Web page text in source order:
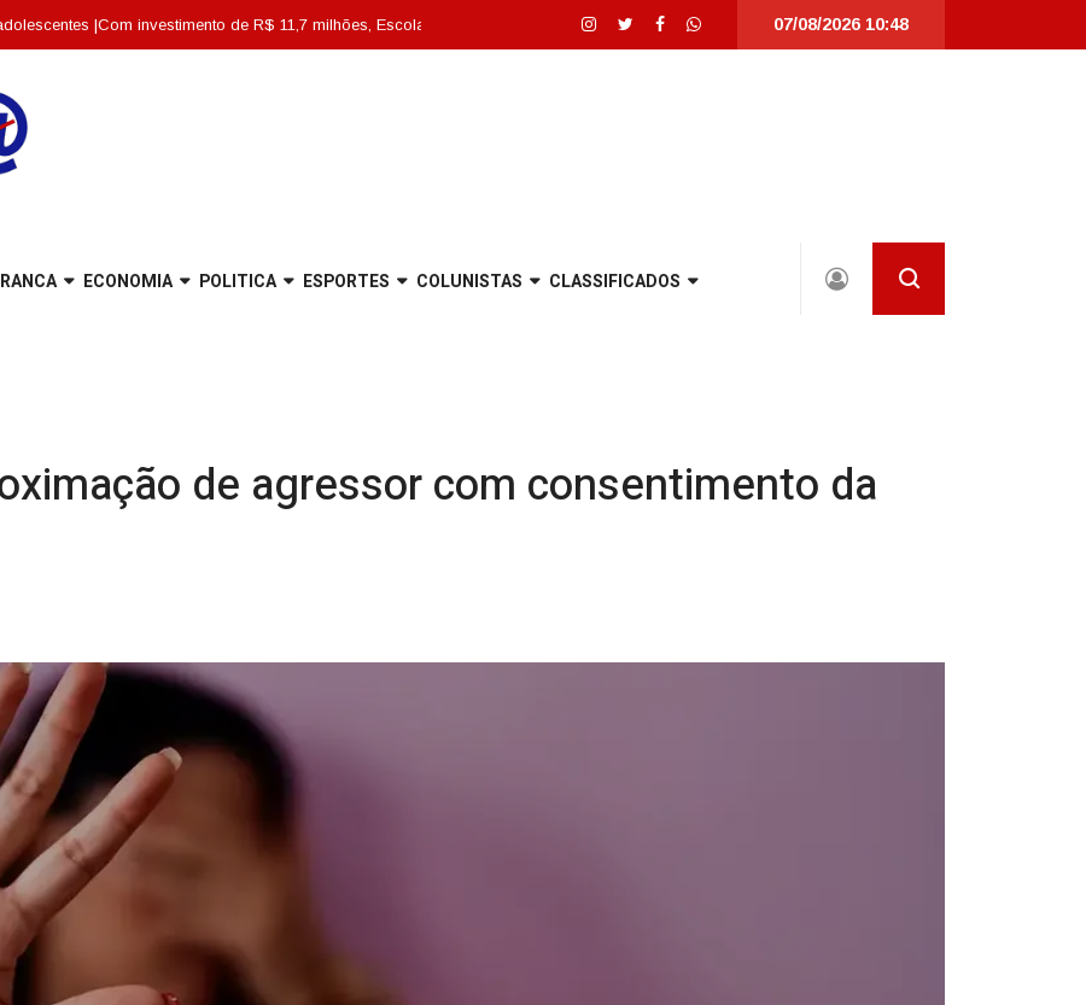
|Com investimento de R$ 11,7 milhões, Escola Abdon Baptista é entregue totalmente revitalizada em Joinville |Joinville recebe seletivas da
07/08/2026 10:48
ECONOMIA POLITICA ESPORTES COLUNISTAS CLASSIFICADOS
de agressor com consentimento da